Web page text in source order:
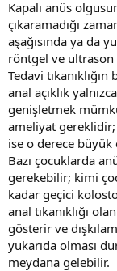
Kapalı anüs
çıkaramadığı
aşağısında ya da
röntgel ve ultrason
Tedavi
anal açıklık
genişletmek
ameliyat gereklidir;
ise o derece
Bazı çocuklarda
gerekebilir; kimi
kadar geçici
anal tıkanıklığı
gösterir ve
yukarıda olması
meydana gelebilir.